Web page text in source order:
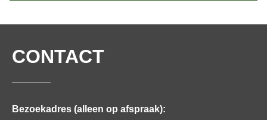
CONTACT
Bezoekadres (alleen op afspraak):